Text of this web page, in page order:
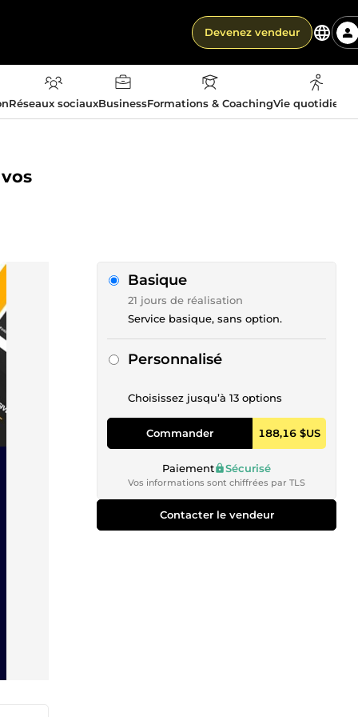
Devenez vendeur
Réseaux sociauxBusinessFormations & CoachingVie
Basique
21 jours de réalisation
Service basique, sans option.
Personnalisé
Choisissez jusqu’à 13 options
Commander 188,16 $US
Paiement Sécurisé
Vos informations sont chiffrées par TLS
Contacter le vendeur